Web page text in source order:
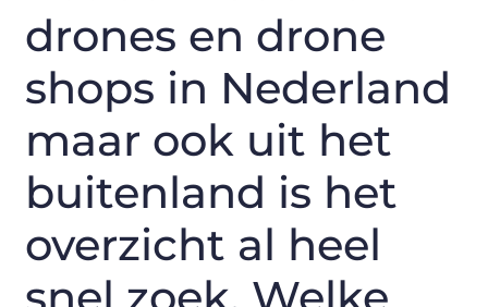
drones en drone
shops in Nederland
maar ook uit het
buitenland is het
overzicht al heel